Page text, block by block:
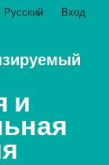
и
Русский Вход